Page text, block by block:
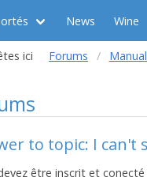
News Wine
ici Forums
to topic: I can't
être inscrit et